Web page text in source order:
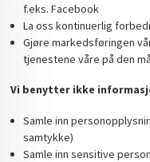
f.eks. Facebook
La oss kontinuerlig
Gjøre markedsføringen
tjenestene våre på den
Vi benytter ikke
Samle inn
samtykke)
Samle inn sensitive